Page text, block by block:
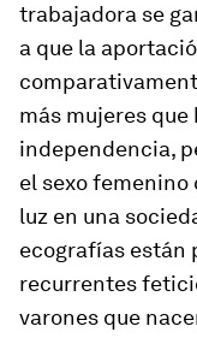
trabajadora se
a que la
más mujeres
independencia,
el sexo femenino
luz en una
ecografías están
recurrentes
varones que